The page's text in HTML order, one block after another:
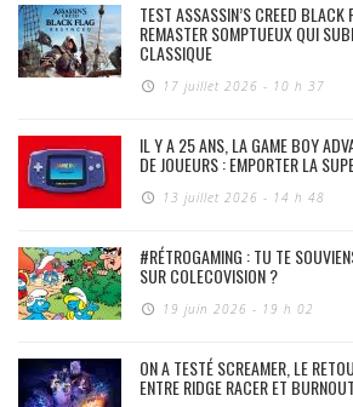
TEST ASSASSIN’S CREED BLACK
REMASTER SOMPTUEUX QUI
CLASSIQUE
17 juillet 2026 - 10 h 37
IL Y A 25 ANS, LA GAME BOY
DE JOUEURS : EMPORTER LA
13 juillet 2026 - 14 h 48
#RÉTROGAMING : TU TE
SUR COLECOVISION ?
19 juin 2026 - 19 h 02
ON A TESTÉ SCREAMER, LE
ENTRE RIDGE RACER ET BURNOUT